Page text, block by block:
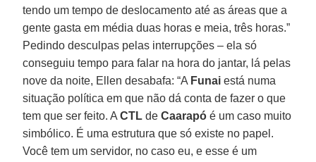
tendo um tempo de deslocamento até as áreas que a
gente gasta em média duas horas e meia, três horas.”
Pedindo desculpas pelas interrupções – ela só
conseguiu tempo para falar na hora do jantar, lá pelas
nove da noite, Ellen desabafa: “A Funai está numa
situação política em que não dá conta de fazer o que
tem que ser feito. ACTL deCaarapó é um caso muito
simbólico. É uma estrutura que só existe no papel.
Você tem um servidor, no caso eu, e esse é um